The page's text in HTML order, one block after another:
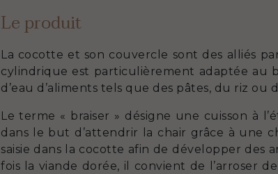
Le produit
La cocotte et son couvercle sont des alliés
cylindrique est particulièrement adaptée au
d’eau d’aliments tels que des pâtes, du riz ou
Le terme « braiser » désigne une cuisson à
dans le but d’attendrir la chair grâce à une
saisie dans la cocotte afin de développer des
fois la viande dorée, il convient de l’arroser